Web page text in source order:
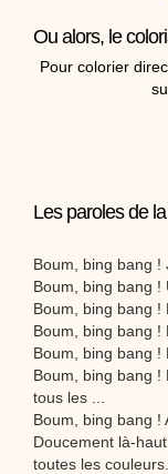
Ou alors, le
Pour colorier
Les paroles de
Boum, bing bang !
Boum, bing bang !
Boum, bing bang !
Boum, bing bang !
Boum, bing bang !
Boum, bing bang !
tous les ...
Boum, bing bang !
Doucement là-
toutes les couleurs.